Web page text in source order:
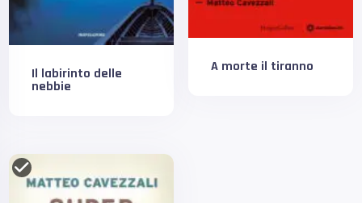
Il labirinto delle
nebbie
A morte il tiranno